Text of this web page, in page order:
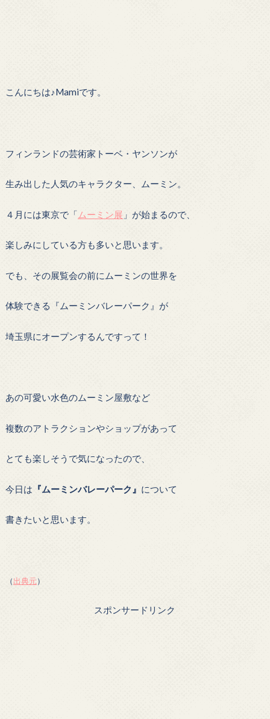
こんにちは♪Mamiです。
フィンランドの芸術家トーベ・ヤンソンが
生み出した人気のキャラクター、ムーミン。
４月には東京で「 ムーミン展 」が始まるので、
楽しみにしている方も多いと思います。
でも、その展覧会の前にムーミンの世界を
体験できる『ムーミンバレーパーク』が
埼玉県にオープンするんですって！
あの可愛い水色のムーミン屋敷など
複数のアトラクションやショップがあって
とても楽しそうで気になったので、
今日は 『ムーミンバレーパーク』 について
書きたいと思います。
（出典元）
スポンサードリンク